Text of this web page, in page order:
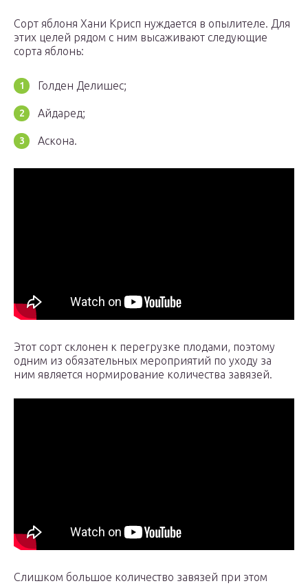
Сорт яблоня Хани Крисп нуждается в опылителе. Для
этих целей рядом с ним высаживают следующие
сорта яблонь:
Голден Делишес;
Айдаред;
Аскона.
Этот сорт склонен к перегрузке плодами, поэтому
одним из обязательных мероприятий по уходу за
ним является нормирование количества завязей.
Слишком большое количество завязей при этом